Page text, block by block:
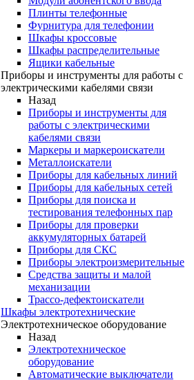
Плинты телефонные
Фурнитура для телефонии
Шкафы кроссовые
Шкафы распределительные
Ящики кабельные
Приборы и инструменты для работы с
электрическими кабелями связи
Назад
Приборы и инструменты для
работы с электрическими
кабелями связи
Маркеры и маркероискатели
Металлоискатели
Приборы для кабельных линий
Приборы для кабельных сетей
Приборы для поиска и
тестирования телефонных пар
Приборы для проверки
аккумуляторных батарей
Приборы для СКС
Приборы электроизмерительные
Средства защиты и малой
механизации
Трассо-дефектоискатели
Шкафы электротехнические
Электротехническое оборудование
Назад
Электротехническое
оборудование
Автоматические выключатели